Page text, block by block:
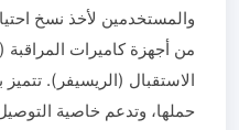
الاستقبال (الريسيفر).